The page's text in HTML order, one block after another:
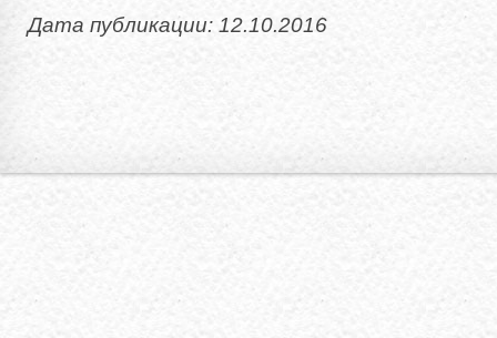
Дата публикации: 12.10.2016